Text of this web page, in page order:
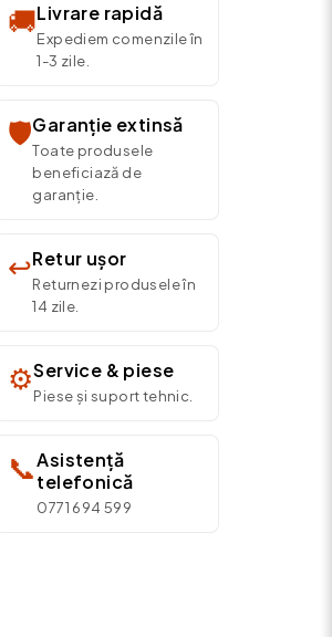
🚚Livrare rapidă
Expediem comenzile în
1-3 zile.
🛡️Garanție extinsă
Toate produsele
beneficiază de
garanție.
↩️Retur ușor
Returnezi produsele în
14 zile.
⚙️Service & piese
Piese și suport tehnic.
📞Asistență
telefonică
0771 694 599